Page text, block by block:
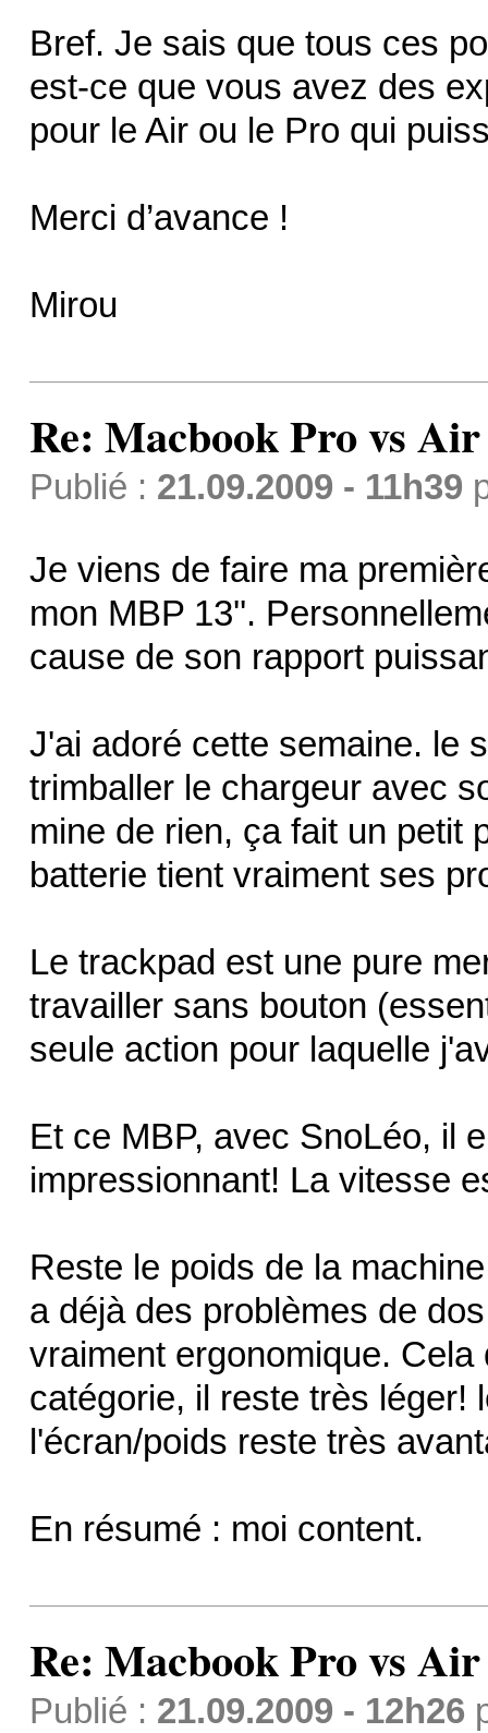
Bref. Je sais que tous ces
est-ce que vous avez des
pour le Air ou le Pro qui
Merci d’avance !
Mirou
Re: Macbook Pro vs Air
Publié : 21.09.2009 - 11h39
Je viens de faire ma
mon MBP 13''.
cause de son rapport
J'ai adoré cette semaine. le
trimballer le chargeur avec
mine de rien, ça fait un petit
batterie tient vraiment ses
Le trackpad est une pure
travailler sans bouton
seule action pour laquelle
Et ce MBP, avec SnoLéo, il
impressionnant! La vitesse
Reste le poids de la
a déjà des problèmes de
vraiment ergonomique.
catégorie, il reste très léger!
l'écran/poids reste très
En résumé : moi content.
Re: Macbook Pro vs Air
Publié : 21.09.2009 - 12h26